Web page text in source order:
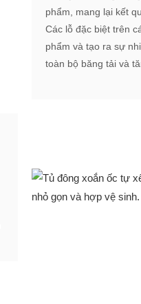
phẩm, mang lại kết
Các lỗ đặc biệt trên
phẩm và tạo ra sự
toàn bộ băng tải và